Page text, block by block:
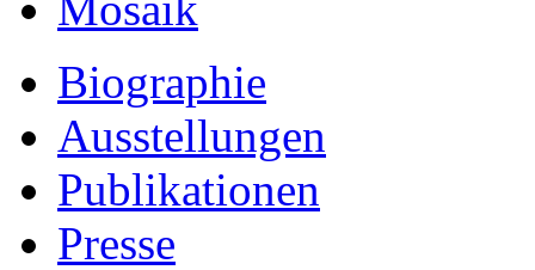
Biographie
Ausstellungen
Publikationen
Presse